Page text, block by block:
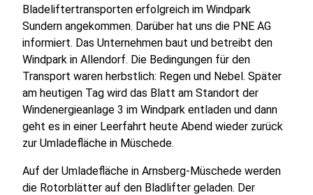
Bladeliftertransporten erfolgreich im Windpark
Sundern angekommen. Darüber hat uns die PNE AG
informiert. Das Unternehmen baut und betreibt den
Windpark in Allendorf. Die Bedingungen für den
Transport waren herbstlich: Regen und Nebel. Später
am heutigen Tag wird das Blatt am Standort der
Windenergieanlage 3 im Windpark entladen und dann
geht es in einer Leerfahrt heute Abend wieder zurück
zur Umladefläche in Müschede.
Auf der Umladefläche in Arnsberg-Müschede werden
die Rotorblätter auf den Bladlifter geladen. Der